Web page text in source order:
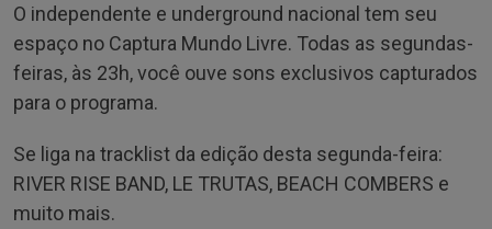
O independente e underground nacional tem seu
espaço no Captura Mundo Livre. Todas as segundas-
feiras, às 23h, você ouve sons exclusivos capturados
para o programa.
Se liga na tracklist da edição desta segunda-feira:
RIVER RISE BAND, LE TRUTAS, BEACH COMBERS e
muito mais.